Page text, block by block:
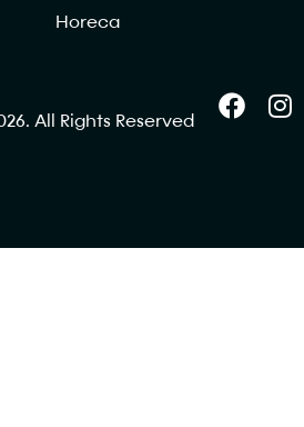
Horeca
All Rights Reserved